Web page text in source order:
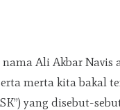
Ali Akbar Navis
merta kita bakal
yang disebut-